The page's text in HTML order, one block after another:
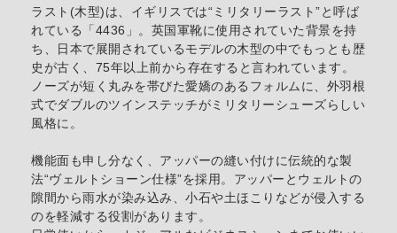
ラスト(木型)は、イギリスでは“ミリタリーラスト”と呼ば
れている「4436」。英国軍靴に使用されていた背景を持
ち、日本で展開されているモデルの木型の中でもっとも歴
史が古く、75年以上前から存在すると言われています。
ノーズが短く丸みを帯びた愛嬌のあるフォルムに、外羽根
式でダブルのツインステッチがミリタリーシューズらしい
風格に。
機能面も申し分なく、アッパーの縫い付けに伝統的な製
法“ヴェルトショーン仕様”を採用。アッパーとウェルトの
隙間から雨水が染み込み、小石や土ほこりなどが侵入する
のを軽減する役割があります。